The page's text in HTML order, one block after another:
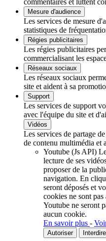
commentaires et luttent
Mesure d'audience
Les services de mesure
statistiques de
Régies publicitaires
Les régies publicitaires
commercialisant les
Réseaux sociaux
Les réseaux sociaux
site et aident à sa
Support
Les services de support
avec l'équipe du site et
Vidéos
Les services de partage
de contenu multimédia et
Youtube (Js API)
lecture de ses
proposer de la
navigation. En
seront déposés et
cookies ne sont pas
Youtube ne seront
aucun cookie.
En savoir plus -
Autoriser Interdire